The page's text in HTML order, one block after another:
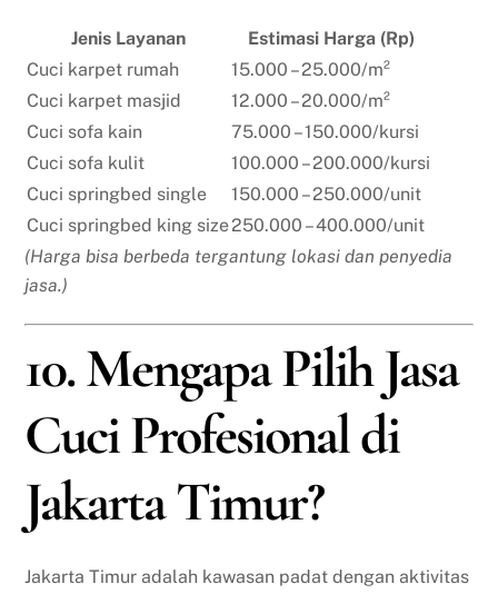
Jenis Layanan
Estimasi Harga (Rp)
Cuci karpet rumah
15.000 – 25.000/m²
Cuci karpet masjid
12.000 – 20.000/m²
Cuci sofa kain
75.000 – 150.000/kursi
Cuci sofa kulit
100.000 – 200.000/kursi
Cuci springbed single
150.000 – 250.000/unit
Cuci springbed king size250.000 – 400.000/unit
(Harga bisa berbeda tergantung lokasi dan penyedia
jasa.)
10. Mengapa Pilih Jasa
Cuci Profesional di
Jakarta Timur?
Jakarta Timur adalah kawasan padat dengan aktivitas